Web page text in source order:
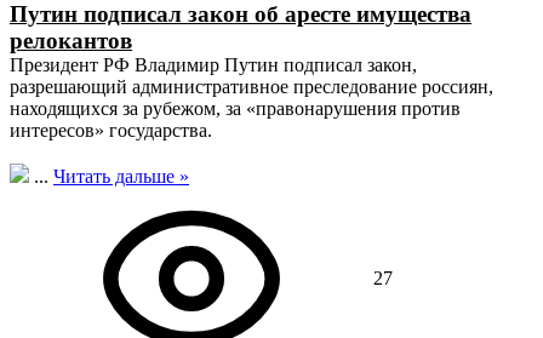
Путин подписал закон об аресте имущества
релокантов
Президент РФ Владимир Путин подписал закон,
разрешающий административное преследование россиян,
находящихся за рубежом, за «правонарушения против
интересов» государства.
... Читать дальше »
27